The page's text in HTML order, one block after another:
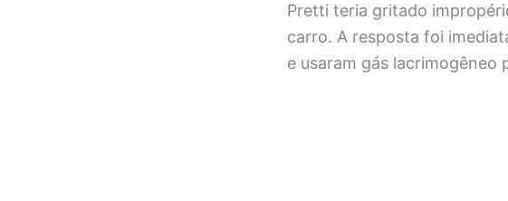
Pretti teria gritado
carro. A resposta foi
e usaram gás lacrimogêneo